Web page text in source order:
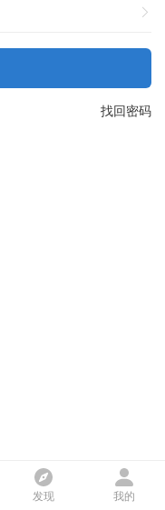
找回密码
发现 我的